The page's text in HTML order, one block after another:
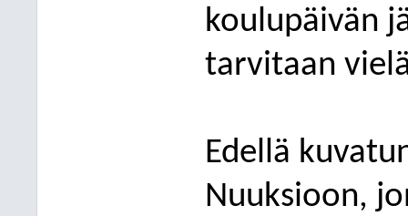
koulupäivän
tarvitaan
Edellä
Nuuksioon,